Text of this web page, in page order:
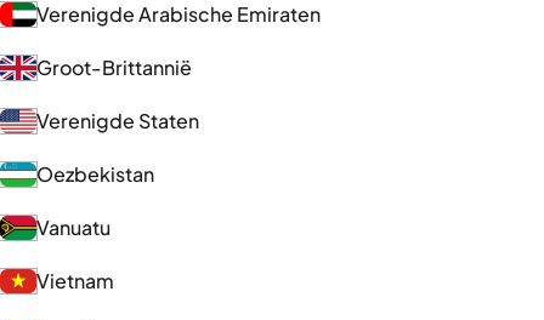
Verenigde Arabische Emiraten
Groot-Brittannië
Verenigde Staten
Oezbekistan
Vanuatu
Vietnam